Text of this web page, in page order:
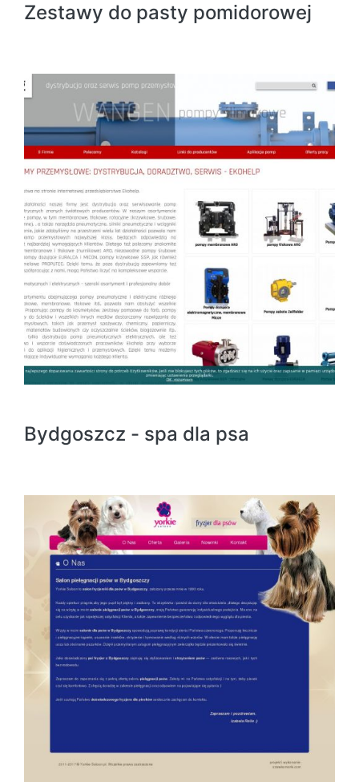
Zestawy do pasty pomidorowej
Bydgoszcz - spa dla psa